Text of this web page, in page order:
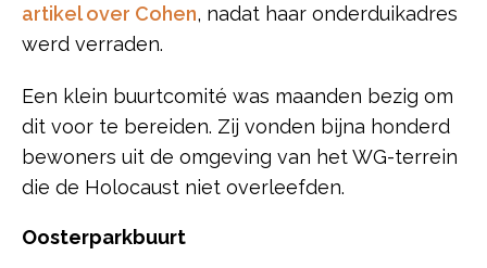
artikel over Cohen, nadat haar onderduikadres
werd verraden.
Een klein buurtcomité was maanden bezig om
dit voor te bereiden. Zij vonden bijna honderd
bewoners uit de omgeving van het WG-terrein
die de Holocaust niet overleefden.
Oosterparkbuurt